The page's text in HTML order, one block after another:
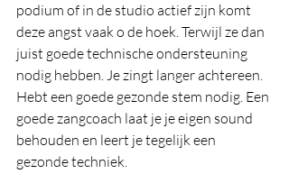
podium of in de studio actief zijn komt
deze angst vaak o de hoek. Terwijl ze dan
juist goede technische ondersteuning
nodig hebben. Je zingt langer achtereen.
Hebt een goede gezonde stem nodig. Een
goede zangcoach laat je je eigen sound
behouden en leert je tegelijk een
gezonde techniek.